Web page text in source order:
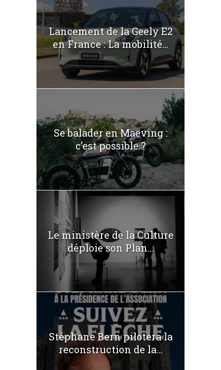
Lancement de la Geely E2
en France : La mobilité...
Se balader en Maeving :
c’est possible ?
Le ministère de la Culture
déploie son Plan...
Stéphane Bern pilotera la
reconstruction de la...